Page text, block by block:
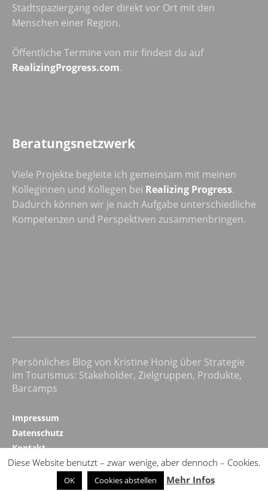
Stadtspaziergang oder direkt vor Ort mit den
Menschen einer Region.
Öffentliche Termine von mir findest du auf
RealizingProgress.com.
Beratungsnetzwerk
Viele Projekte begleite ich gemeinsam mit meinen
Kolleginnen und Kollegen bei Realizing Progress.
Dadurch können wir je nach Aufgabe unterschiedliche
Kompetenzen und Perspektiven zusammenbringen.
Persönliches Blog von Kristine Honig über Strategie
im Tourismus: Stakeholder, Zielgruppen, Produkte,
Barcamps
Impressum
Datenschutz
Kontakt
Realizing Progress ↗
Diese Website benutzt – zwar wenige, aber dennoch – Cookies.
OK Cookies abstellen Mehr Infos